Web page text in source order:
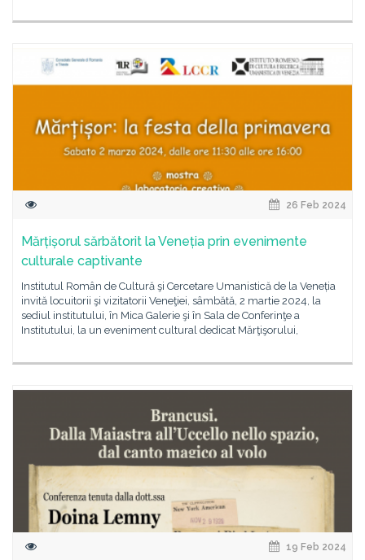
26 Feb 2024
Mărțișorul sărbătorit la Veneția prin evenimente
culturale captivante
Institutul Român de Cultură şi Cercetare Umanistică de la Veneția
invită locuitorii şi vizitatorii Veneţiei, sâmbătă, 2 martie 2024, la
sediul institutului, în Mica Galerie şi în Sala de Conferinţe a
Institutului, la un eveniment cultural dedicat Mărţişorului,
19 Feb 2024